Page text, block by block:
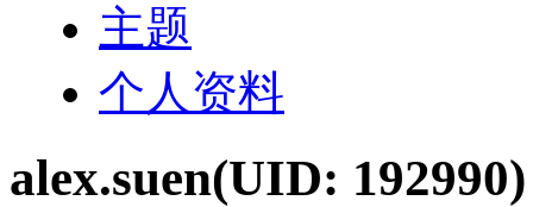
主题
个人资料
alex.suen(UID: 192990)